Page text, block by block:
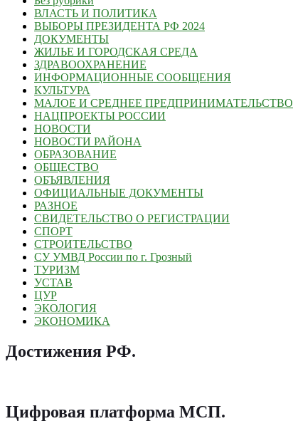
ВЛАСТЬ И ПОЛИТИКА
ВЫБОРЫ ПРЕЗИДЕНТА РФ 2024
ДОКУМЕНТЫ
ЖИЛЬЕ И ГОРОДСКАЯ СРЕДА
ЗДРАВООХРАНЕНИЕ
ИНФОРМАЦИОННЫЕ СООБЩЕНИЯ
КУЛЬТУРА
МАЛОЕ И СРЕДНЕЕ ПРЕДПРИНИМАТЕЛЬСТВО
НАЦПРОЕКТЫ РОССИИ
НОВОСТИ
НОВОСТИ РАЙОНА
ОБРАЗОВАНИЕ
ОБЩЕСТВО
ОБЪЯВЛЕНИЯ
ОФИЦИАЛЬНЫЕ ДОКУМЕНТЫ
РАЗНОЕ
СВИДЕТЕЛЬСТВО О РЕГИСТРАЦИИ
СПОРТ
СТРОИТЕЛЬСТВО
СУ УМВД России по г. Грозный
ТУРИЗМ
УСТАВ
ЦУР
ЭКОЛОГИЯ
ЭКОНОМИКА
Достижения РФ.
Цифровая платформа МСП.